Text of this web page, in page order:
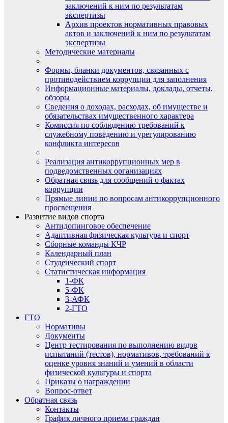
заключений к ним по результатам
экспертизы
Архив проектов нормативных правовых
актов и заключений к ним по результатам
экспертизы
Методические материалы
Формы, бланки документов, связанных с
противодействием коррупции для заполнения
Информационные материалы, доклады, отчеты,
обзоры
Сведения о доходах, расходах, об имуществе и
обязательствах имущественного характера
Комиссия по соблюдению требований к
служебному поведению и урегулированию
конфликта интересов
Реализация антикоррупционных мер в
подведомственных организациях
Обратная связь для сообщений о фактах
коррупции
Прямые линии по вопросам антикоррупционного
просвещения
Развитие видов спорта
Антидопинговое обеспечение
Адаптивная физическая культура и спорт
Сборные команды КЧР
Календарный план
Студенческий спорт
Статистическая информация
1-ФК
5-ФК
3-АФК
2-ГТО
ГТО
Нормативы
Документы
Центр тестирования по выполнению видов
испытаний (тестов), нормативов, требований к
оценке уровня знаний и умений в области
физической культуры и спорта
Приказы о награждении
Вопрос-ответ
Обратная связь
Контакты
График личного приема граждан